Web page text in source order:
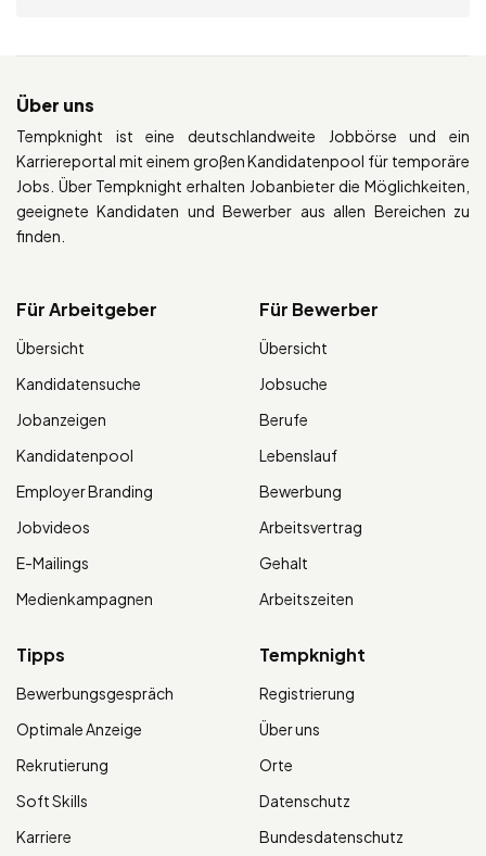
Über uns
Tempknight ist eine deutschlandweite Jobbörse und ein
Karriereportal mit einem großen Kandidatenpool für temporäre
Jobs. Über Tempknight erhalten Jobanbieter die Möglichkeiten,
geeignete Kandidaten und Bewerber aus allen Bereichen zu
finden.
Für Arbeitgeber
Übersicht
Kandidatensuche
Jobanzeigen
Kandidatenpool
Employer Branding
Jobvideos
E-Mailings
Medienkampagnen
Für Bewerber
Übersicht
Jobsuche
Berufe
Lebenslauf
Bewerbung
Arbeitsvertrag
Gehalt
Arbeitszeiten
Tipps
Bewerbungsgespräch
Optimale Anzeige
Rekrutierung
Soft Skills
Karriere
Tempknight
Registrierung
Über uns
Orte
Datenschutz
Bundesdatenschutz